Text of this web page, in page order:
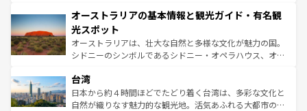
文化が魅力。旅行者はアメリカの各地域で異なる魅力を楽
しみながら、その多様性と豊かな歴史を感じることができ
るだろう。車でのロードトリップや列車の旅も、アメリカ
ならではの贅沢な旅のスタイルだ。 なお、新着のアメリカ
情報は コンテンツ一覧 を参照してほしい。
ワイ島は見逃せない。また、定番の観光地といえばオアフ
島だが、静かな自然を求めるならマウイ島やカウアイ島が
おすすめ。エメラルドグリーンに輝く海をはじめ、豊かな
文化や歴史が息づいている。「アロハスピリット」と呼ば
人々、おいしいローカルフードやハワイアンミュージッ
ク、伝統的なフラダンスなど、すべてがハワイの魅力を彩
っている。訪れるたびに新しい発見と感動が待っているハ
オーストラリアの基本情報と観光ガイド・有名観
光スポット
オーストラリアは、壮大な自然と多様な文化が魅力の国。
シドニーのシンボルであるシドニー・オペラハウス、オー
リアリーフや大陸中央部にそびえるウルル（エアーズロッ
ク）、タスマニアの美しい原生林やケアンズの熱帯雨林な
ど、見どころがたくさん。また、カフェやワイン、オージ
台湾
日本から約４時間ほどでたどり着く台湾は、多彩な文化と
自然が織りなす魅力的な観光地。活気あふれる大都市の台